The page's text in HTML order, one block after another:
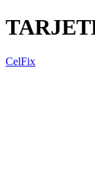
CelFix